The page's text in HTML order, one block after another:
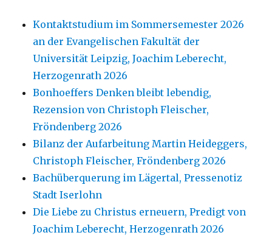
Kontaktstudium im Sommersemester 2026
an der Evangelischen Fakultät der
Universität Leipzig, Joachim Leberecht,
Herzogenrath 2026
Bonhoeffers Denken bleibt lebendig,
Rezension von Christoph Fleischer,
Fröndenberg 2026
Bilanz der Aufarbeitung Martin Heideggers,
Christoph Fleischer, Fröndenberg 2026
Bachüberquerung im Lägertal, Pressenotiz
Stadt Iserlohn
Die Liebe zu Christus erneuern, Predigt von
Joachim Leberecht, Herzogenrath 2026